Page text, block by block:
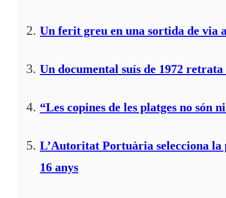
Un ferit greu en una sortida de via
Un documental suís de 1972
“Les copines de les platges no
L’Autoritat Portuària selecciona
16 anys